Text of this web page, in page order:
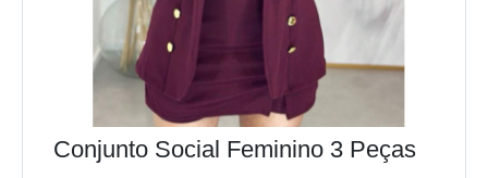
Conjunto Social Feminino 3 Peças